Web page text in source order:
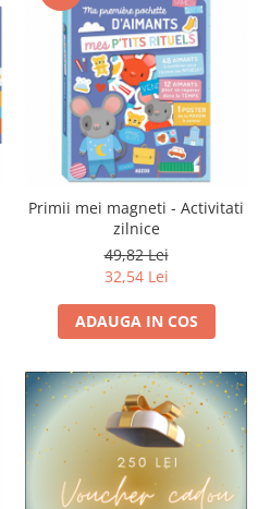
Primii mei magneti - Activitati
zilnice
49,82 Lei
32,54 Lei
ADAUGA IN COS